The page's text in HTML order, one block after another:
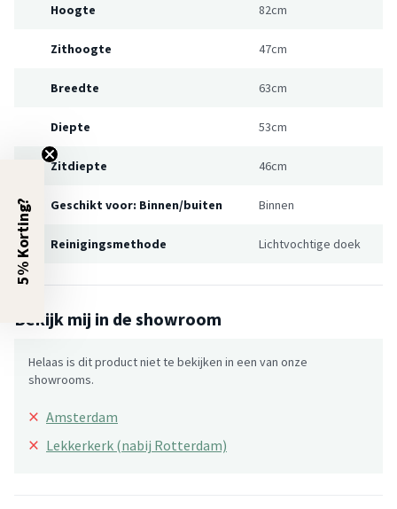
Hoogte 82cm
Zithoogte 47cm
Breedte 63cm
Diepte 53cm
Zitdiepte 46cm
Geschikt voor: Binnen/buiten Binnen
Reinigingsmethode Lichtvochtige doek
Bekijk mij in de showroom
Helaas is dit product niet te bekijken in een van onze
showrooms.
× Amsterdam
× Lekkerkerk (nabij Rotterdam)
5% Korting?